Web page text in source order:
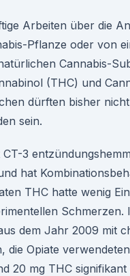
Arbeiten über die
Pflanze oder von
Cannabis-
(THC) und
dürften bisher nicht
sein.
3
hat
THC hatte wenig
Schmerzen.
dem Jahr 2009 mit
die Opiate
20 mg THC signifikant